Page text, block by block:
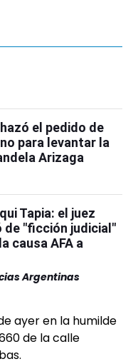
el pedido de
para levantar la
Arizaga
Tapia: el juez
"ficción judicial"
causa AFA a
Argentinas
ayer en la humilde
de la calle